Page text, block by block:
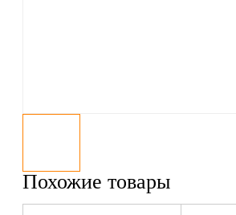
Похожие товары